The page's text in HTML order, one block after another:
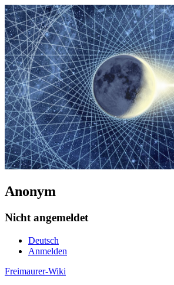
Anonym
Nicht angemeldet
Deutsch
Anmelden
Freimaurer-Wiki